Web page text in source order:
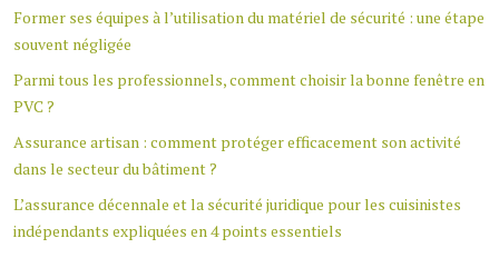
Former ses équipes à l’utilisation du matériel de sécurité : une étape
souvent négligée
Parmi tous les professionnels, comment choisir la bonne fenêtre en
PVC ?
Assurance artisan : comment protéger efficacement son activité
dans le secteur du bâtiment ?
L’assurance décennale et la sécurité juridique pour les cuisinistes
indépendants expliquées en 4 points essentiels